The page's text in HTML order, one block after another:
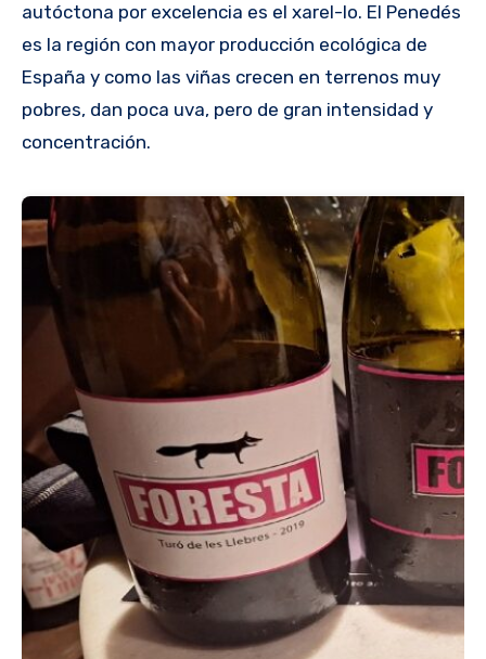
autóctona por excelencia es el xarel-lo. El Penedés
es la región con mayor producción ecológica de
España y como las viñas crecen en terrenos muy
pobres, dan poca uva, pero de gran intensidad y
concentración.